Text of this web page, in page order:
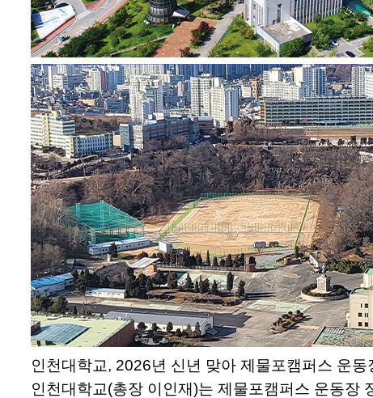
인천대학교, 2026년 신년 맞아 제물포캠퍼스 운동
인천대학교(총장 이인재)는 제물포캠퍼스 운동장